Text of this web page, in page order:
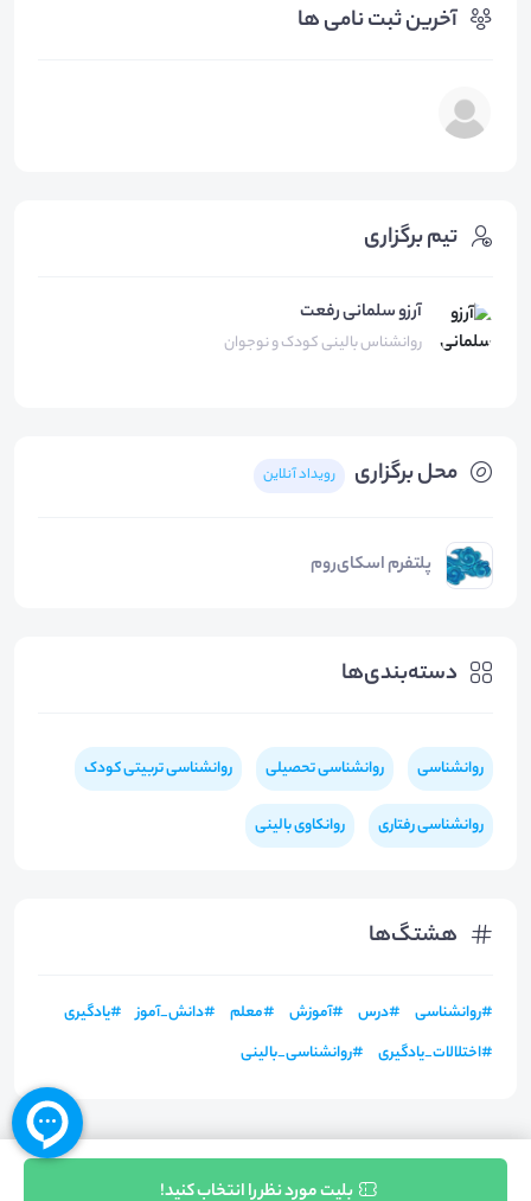
آخرین ثبت نامی ها
محل برگزاری رویداد آنلاین
پلتفرم اسکای‌روم
دسته‌بندی‌ها
روانشناسی روانشناسی تحصیلی روانشناسی تربیتی کودک
روانشناسی رفتاری روانکاوی بالینی
هشتگ‌ها
#روانشناسی #درس #آموزش #معلم #دانش_آموز #یادگیری
#اختلالات_یادگیری #روانشناسی_بالینی
تیم برگزاری
آرزو سلمانی رفعت
روانشناس بالینی کودک و نوجوان
بلیت مورد نظر را انتخاب کنید!